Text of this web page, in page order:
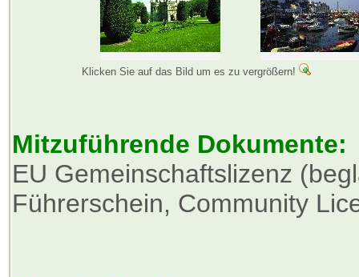
Klicken Sie auf das Bild um es zu vergrößern!
Mitzuführende Dokumente:
EU Gemeinschaftslizenz
Führerschein, Community